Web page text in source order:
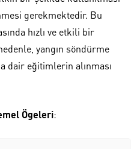
gerekmektedir. Bu
hızlı ve etkili bir
yangın söndürme
dair eğitimlerin alınması
Ögeleri: